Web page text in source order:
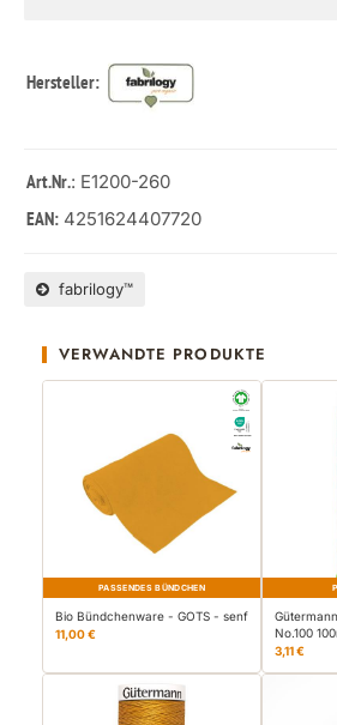
Hersteller:
Art.Nr.: E1200-260
EAN: 4251624407720
fabrilogy™
VERWANDTE PRODUKTE
PASSENDES BÜNDCHEN
Bio Bündchenware - GOTS - senf
11,00 €
No.100
3,11 €